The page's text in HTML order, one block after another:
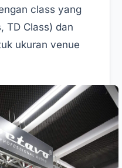
class yang
TD Class) dan
ukuran venue